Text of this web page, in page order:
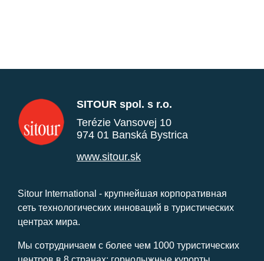
SITOUR spol. s r.o.
Terézie Vansovej 10
974 01 Banská Bystrica
www.sitour.sk
Sitour International - крупнейшая корпоративная
сеть технологических инноваций в туристических
центрах мира.
Мы сотрудничаем с более чем 1000 туристических